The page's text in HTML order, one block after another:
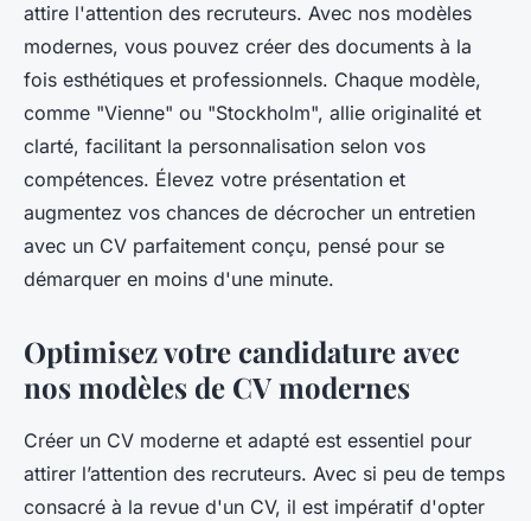
attire l'attention des recruteurs. Avec nos modèles
modernes, vous pouvez créer des documents à la
fois esthétiques et professionnels. Chaque modèle,
comme "Vienne" ou "Stockholm", allie originalité et
clarté, facilitant la personnalisation selon vos
compétences. Élevez votre présentation et
augmentez vos chances de décrocher un entretien
avec un CV parfaitement conçu, pensé pour se
démarquer en moins d'une minute.
Optimisez votre candidature avec
nos modèles de CV modernes
Créer un CV moderne et adapté est essentiel pour
attirer l’attention des recruteurs. Avec si peu de temps
consacré à la revue d'un CV, il est impératif d'opter